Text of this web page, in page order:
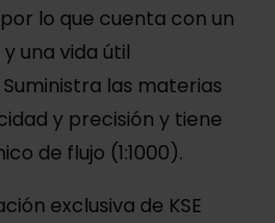
lo que cuenta con un
una vida útil
las materias
y precisión y tiene
de flujo (1:1000).
exclusiva de KSE